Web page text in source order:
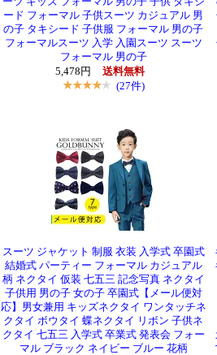
ード フォーマル 子供スーツ カジュアル 男
の子 タキシード 子供服 フォーマル 男の子
フォーマルスーツ 入学 入園スーツ スーツ
フォーマル 男の子
5,478円
送料無料
(27件)
スーツ ジャケット 制服 衣装 入学式 卒園式
結婚式 パーティー フォーマル カジュアル
柄 ネクタイ 仮装 七五三 記念写真 ネクタイ
子供用 男の子 女の子 卒園式【メール便対
応】男女兼用 キッズネクタイ ワンタッチネ
クタイ ボウタイ 蝶ネクタイ リボン 子供ネ
クタイ 七五三 入学式 卒業式 発表会 フォー
マル ブラック ネイビー ブルー 花柄